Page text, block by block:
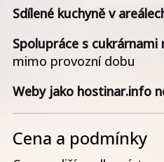
Sdílené kuchyně v
Spolupráce s
mimo provozní dobu
Weby jako hostinar.info
Cena a podmínky